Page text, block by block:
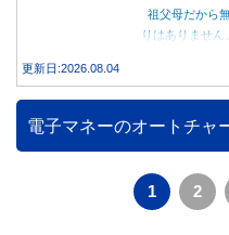
祖父母だから
りはありません
更新日:2026.08.04
電子マネーのオートチャ
1 2